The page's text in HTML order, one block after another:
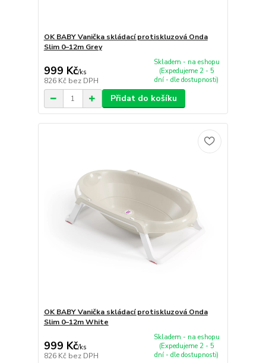
OK BABY Vanička skládací protiskluzová Onda
Slim 0–12m Grey
999 Kč/ks
826 Kč bez DPH
Skladem - na eshopu
(Expedujeme 2 - 5
dní - dle dostupnosti)
Přidat do košíku
OK BABY Vanička skládací protiskluzová Onda
Slim 0–12m White
999 Kč/ks
826 Kč bez DPH
Skladem - na eshopu
(Expedujeme 2 - 5
dní - dle dostupnosti)